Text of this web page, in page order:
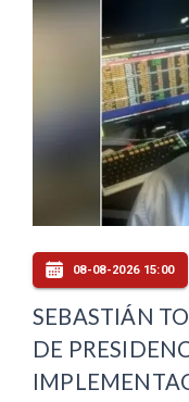
08-08-2026 15:00
SEBASTIÁN
DE